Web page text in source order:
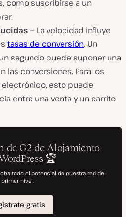
como suscribirse a un
— La velocidad influye
tasas de conversión. Un
segundo puede suponer una
las conversiones. Para los
esto puede
entre una venta y un carrito